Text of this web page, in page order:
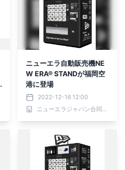
ニューエラ自動販売機NE
W ERA® STANDが福岡空
港に登場
2022-12-16 12:00
ニューエラジャパン合同会社